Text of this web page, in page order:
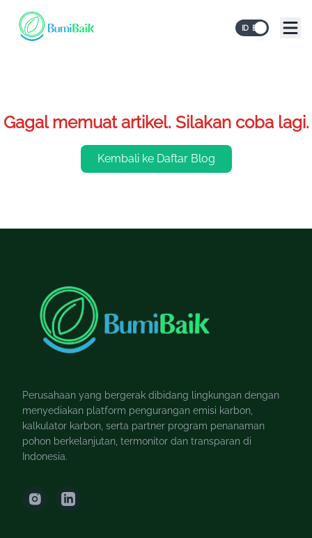
ID EN
Gagal memuat artikel. Silakan coba lagi.
Kembali ke Daftar Blog
Perusahaan yang bergerak dibidang lingkungan dengan
menyediakan platform pengurangan emisi karbon,
kalkulator karbon, serta partner program penanaman
pohon berkelanjutan, termonitor dan transparan di
Indonesia.